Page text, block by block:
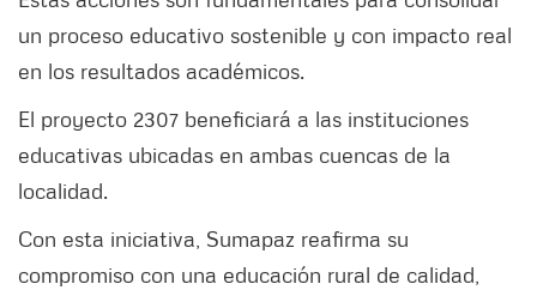
un proceso educativo sostenible y con impacto real
en los resultados académicos.
El proyecto 2307 beneficiará a las instituciones
educativas ubicadas en ambas cuencas de la
localidad.
Con esta iniciativa, Sumapaz reafirma su
compromiso con una educación rural de calidad,